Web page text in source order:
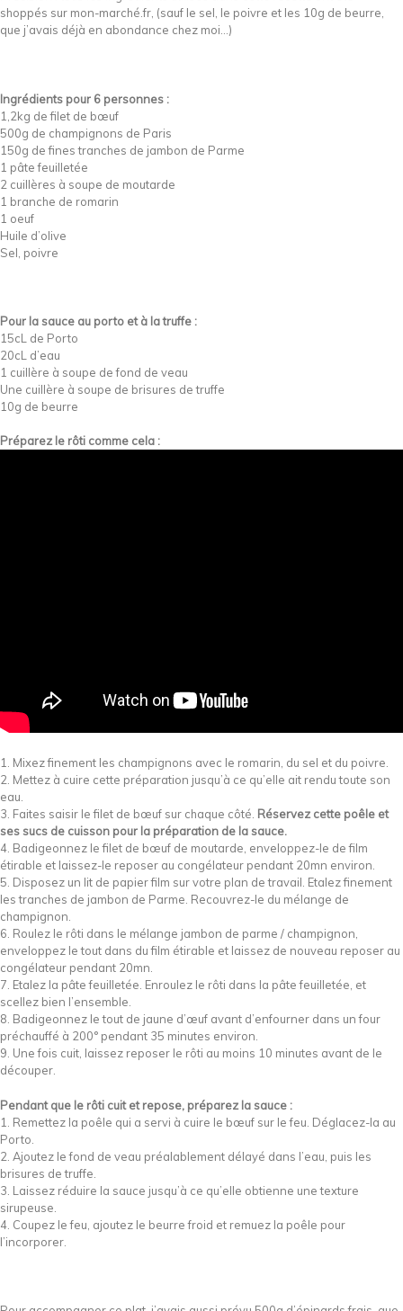
shoppés sur mon-marché.fr, (sauf le sel, le poivre et les 10g de beurre,
que j’avais déjà en abondance chez moi…)
Ingrédients pour 6 personnes :
1,2kg de filet de bœuf
500g de champignons de Paris
150g de fines tranches de jambon de Parme
1 pâte feuilletée
2 cuillères à soupe de moutarde
1 branche de romarin
1 oeuf
Huile d’olive
Sel, poivre
Pour la sauce au porto et à la truffe :
15cL de Porto
20cL d’eau
1 cuillère à soupe de fond de veau
Une cuillère à soupe de brisures de truffe
10g de beurre
Préparez le rôti comme cela :
1. Mixez finement les champignons avec le romarin, du sel et du poivre.
2. Mettez à cuire cette préparation jusqu’à ce qu’elle ait rendu toute son
eau.
3. Faites saisir le filet de bœuf sur chaque côté. Réservez cette poêle et
ses sucs de cuisson pour la préparation de la sauce.
4. Badigeonnez le filet de bœuf de moutarde, enveloppez-le de film
étirable et laissez-le reposer au congélateur pendant 20mn environ.
5. Disposez un lit de papier film sur votre plan de travail. Etalez finement
les tranches de jambon de Parme. Recouvrez-le du mélange de
champignon.
6. Roulez le rôti dans le mélange jambon de parme / champignon,
enveloppez le tout dans du film étirable et laissez de nouveau reposer au
congélateur pendant 20mn.
7. Etalez la pâte feuilletée. Enroulez le rôti dans la pâte feuilletée, et
scellez bien l’ensemble.
8. Badigeonnez le tout de jaune d’œuf avant d’enfourner dans un four
préchauffé à 200° pendant 35 minutes environ.
9. Une fois cuit, laissez reposer le rôti au moins 10 minutes avant de le
découper.
Pendant que le rôti cuit et repose, préparez la sauce :
1. Remettez la poêle qui a servi à cuire le bœuf sur le feu. Déglacez-la au
Porto.
2. Ajoutez le fond de veau préalablement délayé dans l’eau, puis les
brisures de truffe.
3. Laissez réduire la sauce jusqu’à ce qu’elle obtienne une texture
sirupeuse.
4. Coupez le feu, ajoutez le beurre froid et remuez la poêle pour
l’incorporer.